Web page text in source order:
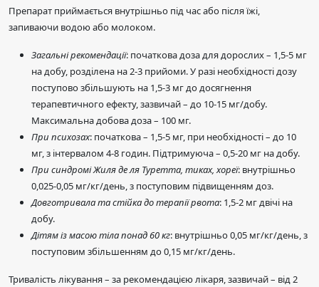
Препарат приймається внутрішньо під час або після їжі,
запиваючи водою або молоком.
Загальні рекомендації: початкова доза для дорослих – 1,5-5 мг
на добу, розділена на 2-3 прийоми. У разі необхідності дозу
поступово збільшують на 1,5-3 мг до досягнення
терапевтичного ефекту, зазвичай – до 10-15 мг/добу.
Максимальна добова доза – 100 мг.
При психозах: початкова – 1,5-5 мг, при необхідності – до 10
мг, з інтервалом 4-8 годин. Підтримуюча – 0,5-20 мг на добу.
При синдромі Жиля де ля Туретта, тиках, хореї: внутрішньо
0,025-0,05 мг/кг/день, з поступовим підвищенням доз.
Довготривала та стійка до терапії рвота: 1,5-2 мг двічі на
добу.
Дітям із масою тіла понад 60 кг: внутрішньо 0,05 мг/кг/день, з
поступовим збільшенням до 0,15 мг/кг/день.
Тривалість лікування – за рекомендацією лікаря, зазвичай – від 2